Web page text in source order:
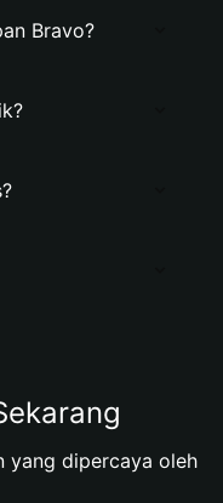
Bravo?
yang dipercaya oleh